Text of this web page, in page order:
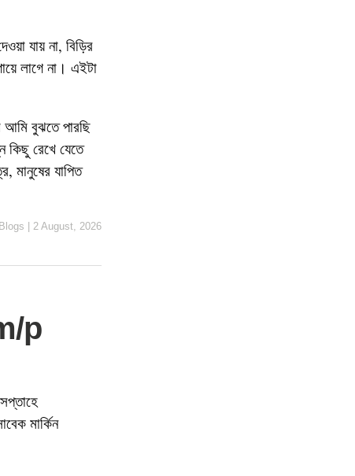
যায় না, বিড়ির
লাগে না। এইটা
আমি বুঝতে পারছি
রেখে যেতে
মানুষের যাপিত
2 August, 2026
p
মার্কিন